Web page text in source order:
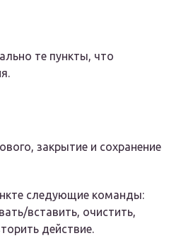
те пункты, что
закрытие и сохранение
следующие команды:
вставить, очистить,
действие.